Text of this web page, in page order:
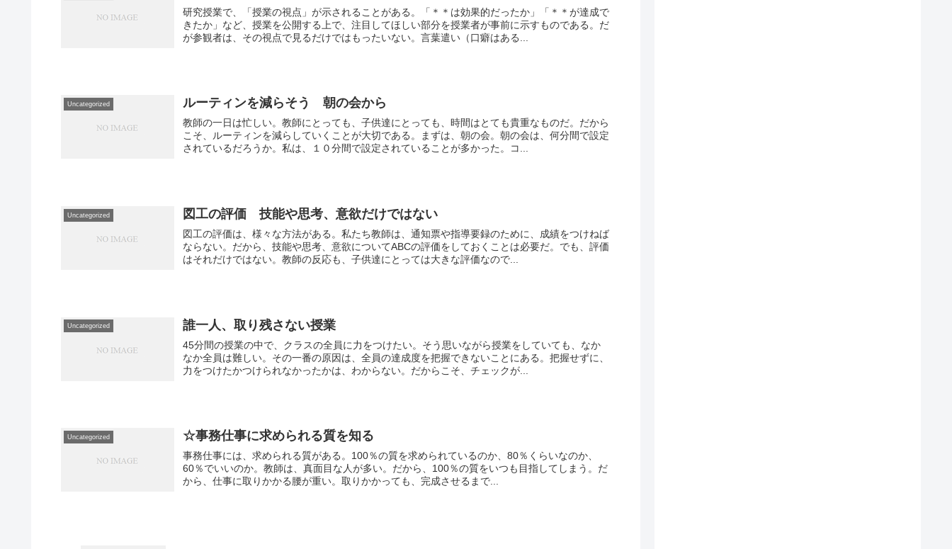
研究授業で、「授業の視点」が示されることがある。「＊＊は効果的だったか」「＊＊が達成で
きたか」など、授業を公開する上で、注目してほしい部分を授業者が事前に示すものである。だ
が参観者は、その視点で見るだけではもったいない。言葉遣い（口癖はある...
Uncategorized ルーティンを減らそう 朝の会から
教師の一日は忙しい。教師にとっても、子供達にとっても、時間はとても貴重なものだ。だから
こそ、ルーティンを減らしていくことが大切である。まずは、朝の会。朝の会は、何分間で設定
されているだろうか。私は、１０分間で設定されていることが多かった。コ...
Uncategorized 図工の評価 技能や思考、意欲だけではない
図工の評価は、様々な方法がある。私たち教師は、通知票や指導要録のために、成績をつけねば
ならない。だから、技能や思考、意欲についてABCの評価をしておくことは必要だ。でも、評価
はそれだけではない。教師の反応も、子供達にとっては大きな評価なので...
Uncategorized 誰一人、取り残さない授業
45分間の授業の中で、クラスの全員に力をつけたい。そう思いながら授業をしていても、なか
なか全員は難しい。その一番の原因は、全員の達成度を把握できないことにある。把握せずに、
力をつけたかつけられなかったかは、わからない。だからこそ、チェックが...
Uncategorized ☆事務仕事に求められる質を知る
事務仕事には、求められる質がある。100％の質を求められているのか、80％くらいなのか、
60％でいいのか。教師は、真面目な人が多い。だから、100％の質をいつも目指してしまう。だ
から、仕事に取りかかる腰が重い。取りかかっても、完成させるまで...